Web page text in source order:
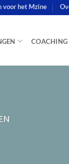
voor het Mzine
COACHING